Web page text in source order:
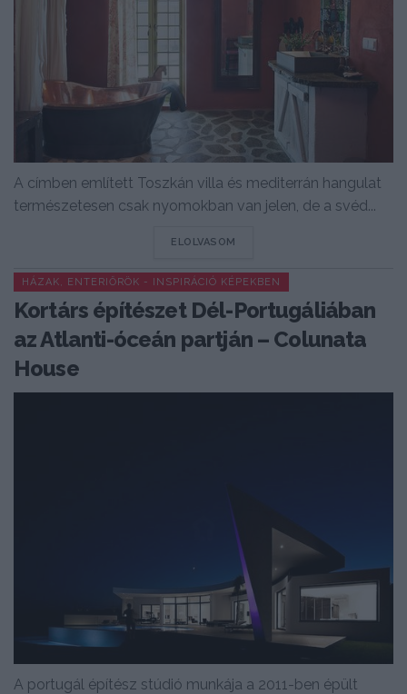
A címben említett Toszkán villa és mediterrán hangulat
természetesen csak nyomokban van jelen, de a svéd...
ELOLVASOM
HÁZAK, ENTERIŐRÖK - INSPIRÁCIÓ KÉPEKBEN
Kortárs építészet Dél-Portugáliában
az Atlanti-óceán partján – Colunata
House
A portugál építész stúdió munkája a 2011-ben épült